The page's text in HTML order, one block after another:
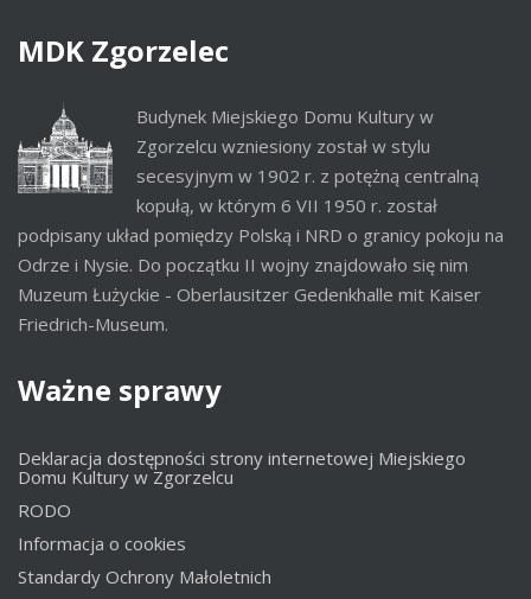
MDK Zgorzelec
Budynek Miejskiego Domu Kultury w
Zgorzelcu wzniesiony został w stylu
secesyjnym w 1902 r. z potężną centralną
kopułą, w którym 6 VII 1950 r. został
podpisany układ pomiędzy Polską i NRD o granicy pokoju na
Odrze i Nysie. Do początku II wojny znajdowało się nim
Muzeum Łużyckie - Oberlausitzer Gedenkhalle mit Kaiser
Friedrich-Museum.
Ważne sprawy
Deklaracja dostępności strony internetowej Miejskiego
Domu Kultury w Zgorzelcu
RODO
Informacja o cookies
Standardy Ochrony Małoletnich